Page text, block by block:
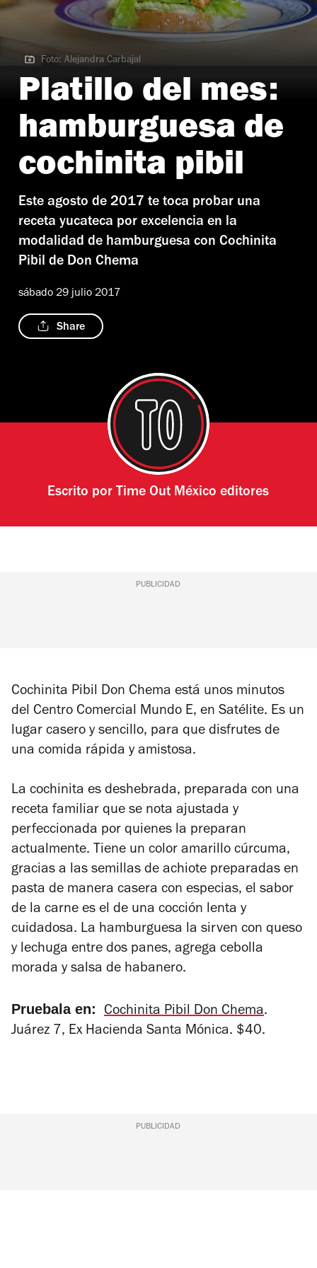
Foto: Alejandra Carbajal
Foto: Alejandra Carbajal
Platillo del mes:
hamburguesa de
cochinita pibil
Este agosto de 2017 te toca probar una
receta yucateca por excelencia en la
modalidad de hamburguesa con Cochinita
Pibil de Don Chema
sábado 29 julio 2017
Share
Escrito por Time Out México editores
PUBLICIDAD
Cochinita Pibil Don Chema está unos minutos
del Centro Comercial Mundo E, en Satélite. Es un
lugar casero y sencillo, para que disfrutes de
una comida rápida y amistosa.
La cochinita es deshebrada, preparada con una
receta familiar que se nota ajustada y
perfeccionada por quienes la preparan
actualmente. Tiene un color amarillo cúrcuma,
gracias a las semillas de achiote preparadas en
pasta de manera casera con especias, el sabor
de la carne es el de una cocción lenta y
cuidadosa. La hamburguesa la sirven con queso
y lechuga entre dos panes, agrega cebolla
morada y salsa de habanero.
Pruebala en: Cochinita Pibil Don Chema.
Juárez 7, Ex Hacienda Santa Mónica. $40.
PUBLICIDAD